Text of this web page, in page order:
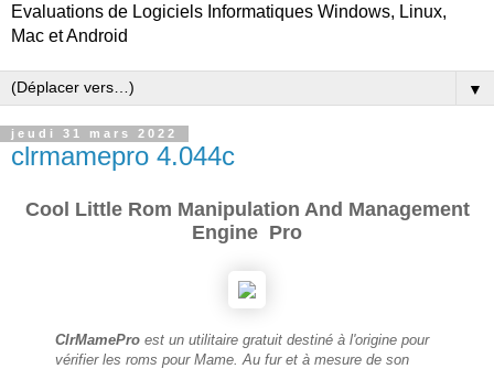
Evaluations de Logiciels Informatiques Windows, Linux,
Mac et Android
▼
jeudi 31 mars 2022
clrmamepro 4.044c
Cool Little Rom Manipulation And Management
Engine Pro
ClrMamePro est un utilitaire gratuit destiné à l'origine pour
vérifier les roms pour Mame. Au fur et à mesure de son